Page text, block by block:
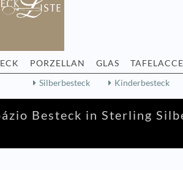
PORZELLAN GLAS
Silberbesteck
Kinderbesteck
Besteck in Sterling